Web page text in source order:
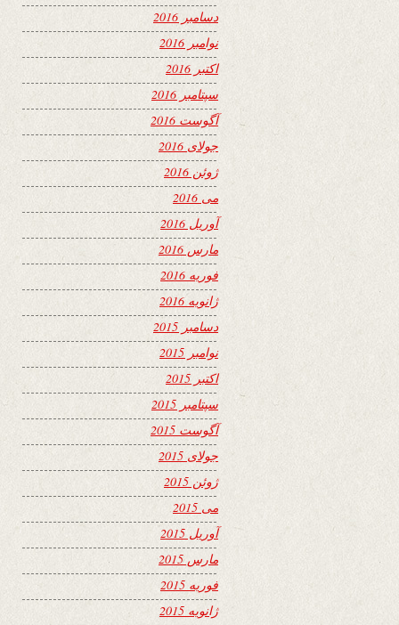
دسامبر 2016
نوامبر 2016
اکتبر 2016
سپتامبر 2016
آگوست 2016
جولای 2016
ژوئن 2016
می 2016
آوریل 2016
مارس 2016
فوریه 2016
ژانویه 2016
دسامبر 2015
نوامبر 2015
اکتبر 2015
سپتامبر 2015
آگوست 2015
جولای 2015
ژوئن 2015
می 2015
آوریل 2015
مارس 2015
فوریه 2015
ژانویه 2015